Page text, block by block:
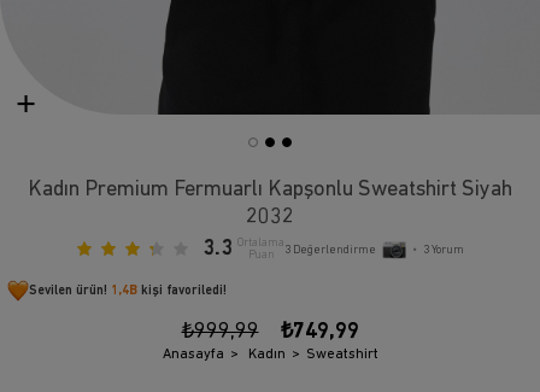
Kadın Premium Fermuarlı Kapşonlu Sweatshirt Siyah
2032
3.3 Ortalama
Puan
3 Değerlendirme • 3Yorum
Sevilen ürün! 1,4B kişi favoriledi!
₺999,99 ₺749,99
Anasayfa Kadın Sweatshirt